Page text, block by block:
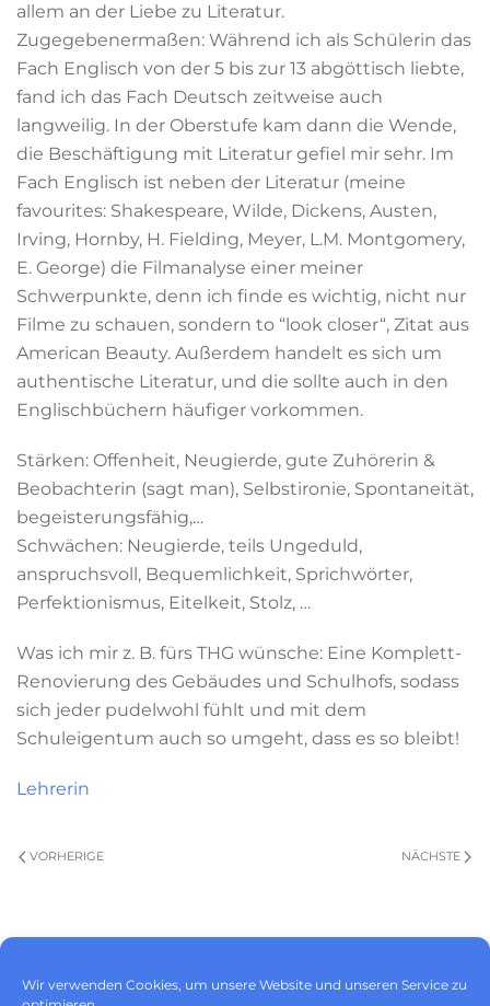
Wir verwenden Cookies, um unsere Website und unseren Service zu
allem an der Liebe zu Literatur.
Zugegebenermaßen: Während ich als Schülerin das
Fach Englisch von der 5 bis zur 13 abgöttisch liebte,
fand ich das Fach Deutsch zeitweise auch
langweilig. In der Oberstufe kam dann die Wende,
die Beschäftigung mit Literatur gefiel mir sehr. Im
Fach Englisch ist neben der Literatur (meine
favourites: Shakespeare, Wilde, Dickens, Austen,
Irving, Hornby, H. Fielding, Meyer, L.M. Montgomery,
E. George) die Filmanalyse einer meiner
Schwerpunkte, denn ich finde es wichtig, nicht nur
Filme zu schauen, sondern to “look closer“, Zitat aus
American Beauty. Außerdem handelt es sich um
authentische Literatur, und die sollte auch in den
Englischbüchern häufiger vorkommen.
Stärken: Offenheit, Neugierde, gute Zuhörerin &
Beobachterin (sagt man), Selbstironie, Spontaneität,
begeisterungsfähig,…
Schwächen: Neugierde, teils Ungeduld,
anspruchsvoll, Bequemlichkeit, Sprichwörter,
Perfektionismus, Eitelkeit, Stolz, …
Was ich mir z. B. fürs THG wünsche: Eine Komplett-
Renovierung des Gebäudes und Schulhofs, sodass
sich jeder pudelwohl fühlt und mit dem
Schuleigentum auch so umgeht, dass es so bleibt!
Lehrerin
VORHERIGE NÄCHSTE
Cookie-Richtlinie (EU)